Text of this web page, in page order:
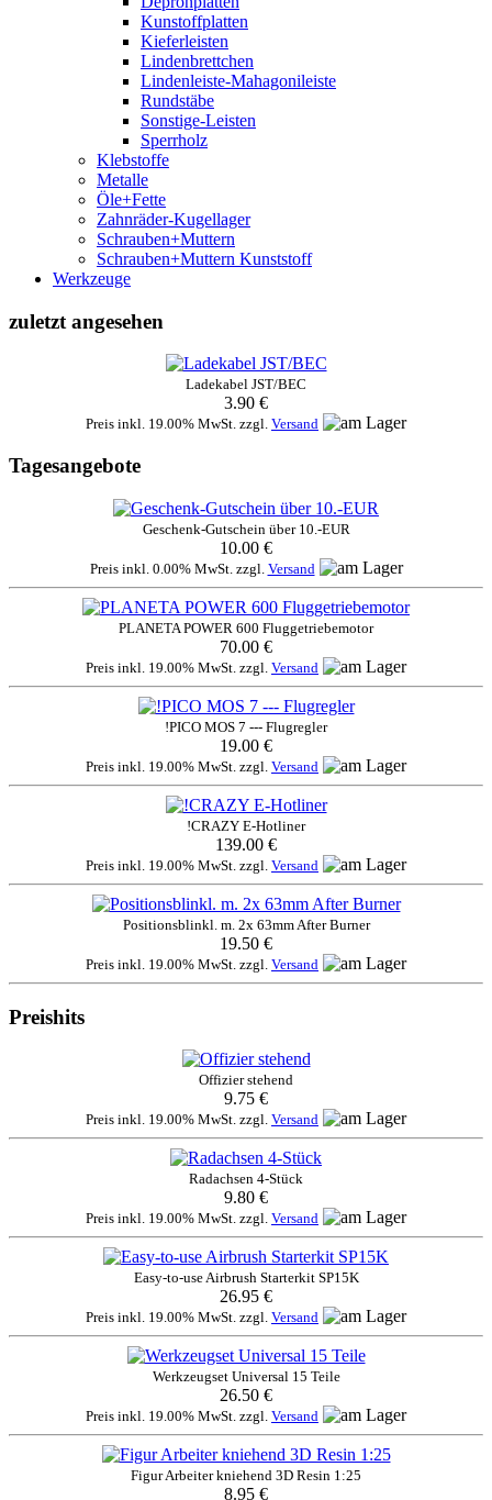
Kunstoffplatten
Kieferleisten
Lindenbrettchen
Lindenleiste-Mahagonileiste
Rundstäbe
Sonstige-Leisten
Sperrholz
Klebstoffe
Metalle
Öle+Fette
Zahnräder-Kugellager
Schrauben+Muttern
Schrauben+Muttern Kunststoff
Werkzeuge
zuletzt angesehen
Ladekabel JST/BEC
3.90 €
Preis inkl. 19.00% MwSt. zzgl. Versand
Tagesangebote
Geschenk-Gutschein über 10.-EUR
10.00 €
Preis inkl. 0.00% MwSt. zzgl. Versand
PLANETA POWER 600 Fluggetriebemotor
70.00 €
Preis inkl. 19.00% MwSt. zzgl. Versand
!PICO MOS 7 --- Flugregler
19.00 €
Preis inkl. 19.00% MwSt. zzgl. Versand
!CRAZY E-Hotliner
139.00 €
Preis inkl. 19.00% MwSt. zzgl. Versand
Positionsblinkl. m. 2x 63mm After Burner
19.50 €
Preis inkl. 19.00% MwSt. zzgl. Versand
Preishits
Offizier stehend
9.75 €
Preis inkl. 19.00% MwSt. zzgl. Versand
Radachsen 4-Stück
9.80 €
Preis inkl. 19.00% MwSt. zzgl. Versand
Easy-to-use Airbrush Starterkit SP15K
26.95 €
Preis inkl. 19.00% MwSt. zzgl. Versand
Werkzeugset Universal 15 Teile
26.50 €
Preis inkl. 19.00% MwSt. zzgl. Versand
Figur Arbeiter kniehend 3D Resin 1:25
8.95 €